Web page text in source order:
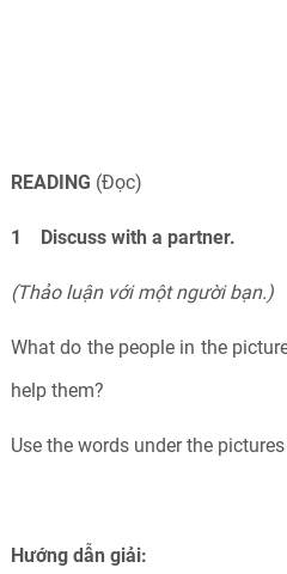
READING (Đọc)
1 Discuss with a partner.
(Thảo luận với một người bạn.)
What do the people in the
help them?
Use the words under the
Hướng dẫn giải: